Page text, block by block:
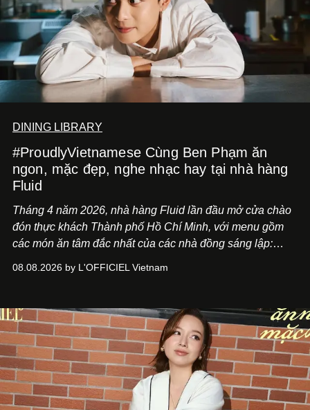
DINING LIBRARY
#ProudlyVietnamese Cùng Ben Phạm ăn
ngon, mặc đẹp, nghe nhạc hay tại nhà hàng
Fluid
Tháng 4 năm 2026, nhà hàng Fluid lần đầu mở cửa chào
đón thực khách Thành phố Hồ Chí Minh, với menu gồm
các món ăn tâm đắc nhất của các nhà đồng sáng lập:
món ăn đa dạng từ Á đến Âu nhanh chóng được yêu thích
mang đến niềm vui cho thực khách.
08.08.2026 by L'OFFICIEL Vietnam